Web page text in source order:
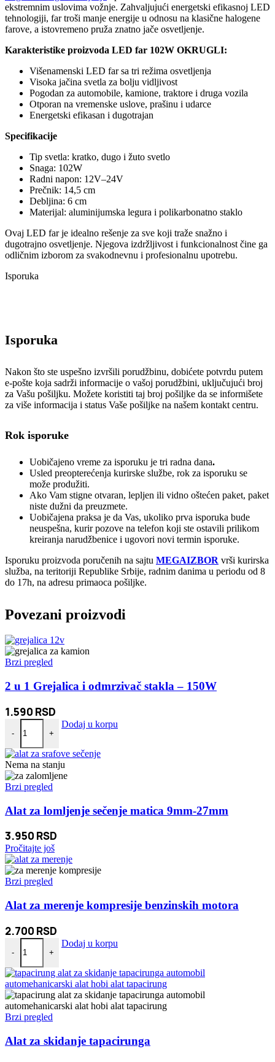
ekstremnim uslovima vožnje. Zahvaljujući energetski efikasnoj LED
tehnologiji, far troši manje energije u odnosu na klasične halogene
farove, a istovremeno pruža znatno jače osvetljenje.
Karakteristike proizvoda LED far 102W OKRUGLI:
Višenamenski LED far sa tri režima osvetljenja
Visoka jačina svetla za bolju vidljivost
Pogodan za automobile, kamione, traktore i druga vozila
Otporan na vremenske uslove, prašinu i udarce
Energetski efikasan i dugotrajan
Specifikacije
Tip svetla: kratko, dugo i žuto svetlo
Snaga: 102W
Radni napon: 12V–24V
Prečnik: 14,5 cm
Debljina: 6 cm
Materijal: aluminijumska legura i polikarbonatno staklo
Ovaj LED far je idealno rešenje za sve koji traže snažno i
dugotrajno osvetljenje. Njegova izdržljivost i funkcionalnost čine ga
odličnim izborom za svakodnevnu i profesionalnu upotrebu.
Isporuka
Isporuka
Nakon što ste uspešno izvršili porudžbinu, dobićete potvrdu putem
e-pošte koja sadrži informacije o vašoj porudžbini, uključujući broj
za Vašu pošiljku. Možete koristiti taj broj pošiljke da se informišete
za više informacija i status Vaše pošiljke na našem kontakt centru.
Rok isporuke
Uobičajeno vreme za isporuku je tri radna dana.
Usled preopterećenja kurirske službe, rok za isporuku se
može produžiti.
Ako Vam stigne otvaran, lepljen ili vidno oštećen paket, paket
niste dužni da preuzmete.
Uobičajena praksa je da Vas, ukoliko prva isporuka bude
neuspešna, kurir pozove na telefon koji ste ostavili prilikom
kreiranja narudžbenice i ugovori novi termin isporuke.
Isporuku proizvoda poručenih na sajtu MEGAIZBOR vrši kurirska
služba, na teritoriji Republike Srbije, radnim danima u periodu od 8
do 17h, na adresu primaoca pošiljke.
Povezani proizvodi
Brzi pregled
2 u 1 Grejalica i odmrzivač stakla – 150W
1.590 RSD
-
2 u 1 Grejalica i odmrzivač stakla - 150W količina
+
Dodaj u korpu
Nema na stanju
Brzi pregled
Alat za lomljenje sečenje matica 9mm-27mm
3.950 RSD
Pročitajte još
Brzi pregled
Alat za merenje kompresije benzinskih motora
2.700 RSD
-
Alat za merenje kompresije benzinskih motora količina
+
Dodaj u korpu
Brzi pregled
Alat za skidanje tapacirunga